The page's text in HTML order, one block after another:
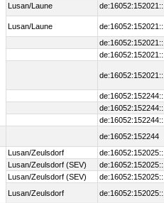
Lusan/Laune
Lusan/Laune
de:16052:152244
Lusan/Zeulsdorf
Lusan/Zeulsdorf (SEV)
Lusan/Zeulsdorf (SEV)
Lusan/Zeulsdorf